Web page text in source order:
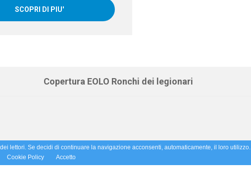
SCOPRI DI PIU'
Copertura EOLO Ronchi dei legionari
lettori. Se decidi di continuare la navigazione acconsenti, automaticamente, il loro utilizzo.
Cookie Policy
Accetto